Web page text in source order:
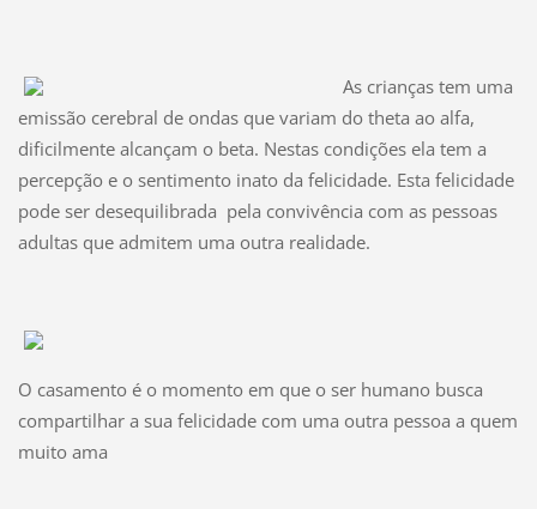
As crianças tem uma
emissão cerebral de ondas que variam do theta ao alfa,
dificilmente alcançam o beta. Nestas condições ela tem a
percepção e o sentimento inato da felicidade. Esta felicidade
pode ser desequilibrada pela convivência com as pessoas
adultas que admitem uma outra realidade.
O casamento é o momento em que o ser humano busca
compartilhar a sua felicidade com uma outra pessoa a quem
muito ama